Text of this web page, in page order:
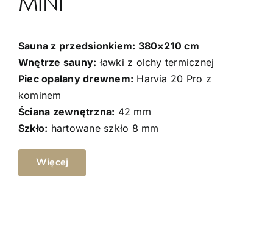
Sauna z przedsionkiem: 380×210 cm
Wnętrze sauny: ławki z olchy termicznej
Piec opalany drewnem: Harvia 20 Pro z
kominem
Ściana zewnętrzna: 42 mm
Szkło: hartowane szkło 8 mm
Więcej